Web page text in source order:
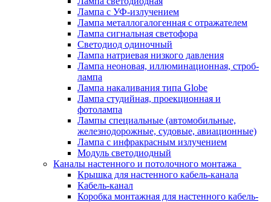
Лампа с УФ-излучением
Лампа металлогалогенная с отражателем
Лампа сигнальная светофора
Светодиод одиночный
Лампа натриевая низкого давления
Лампа неоновая, иллюминационная, строб-
лампа
Лампа накаливания типа Globe
Лампа студийная, проекционная и
фотолампа
Лампы специальные (автомобильные,
железнодорожные, судовые, авиационные)
Лампа с инфракрасным излучением
Модуль светодиодный
Каналы настенного и потолочного монтажа
Крышка для настенного кабель-канала
Кабель-канал
Коробка монтажная для настенного кабель-